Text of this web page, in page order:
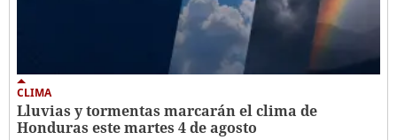
CLIMA
Lluvias y tormentas marcarán el clima de
Honduras este martes 4 de agosto